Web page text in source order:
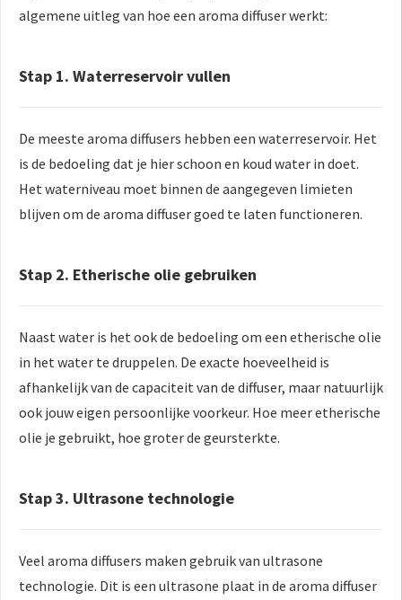
algemene uitleg van hoe een aroma diffuser werkt:
Stap 1. Waterreservoir vullen
De meeste aroma diffusers hebben een waterreservoir. Het
is de bedoeling dat je hier schoon en koud water in doet.
Het waterniveau moet binnen de aangegeven limieten
blijven om de aroma diffuser goed te laten functioneren.
Stap 2. Etherische olie gebruiken
Naast water is het ook de bedoeling om een etherische olie
in het water te druppelen. De exacte hoeveelheid is
afhankelijk van de capaciteit van de diffuser, maar natuurlijk
ook jouw eigen persoonlijke voorkeur. Hoe meer etherische
olie je gebruikt, hoe groter de geursterkte.
Stap 3. Ultrasone technologie
Veel aroma diffusers maken gebruik van ultrasone
technologie. Dit is een ultrasone plaat in de aroma diffuser